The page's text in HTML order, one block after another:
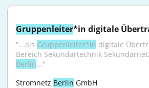
Gruppenleiter*in digitale
"...als Gruppenleiter*in digitale
Berlin..."
Stromnetz Berlin GmbH